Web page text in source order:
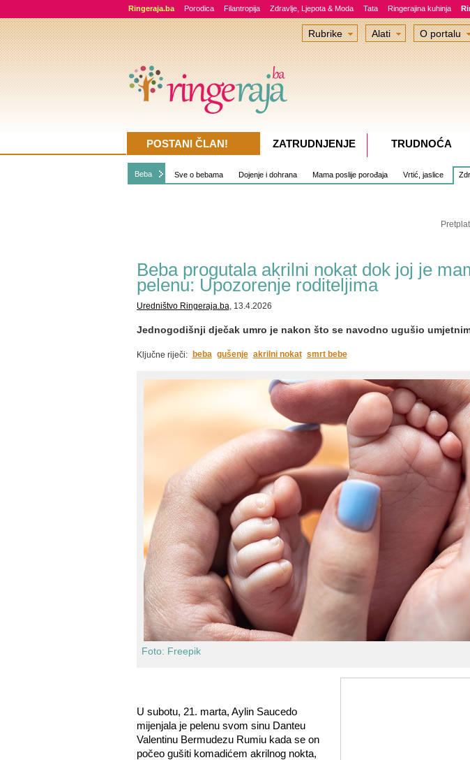
Ringeraja.ba Porodica Filantropija Zdravlje, Ljepota & Moda Tata Ringerajina kuhinja
Beba Sve o bebama Dojenje i dohrana Mama poslije porođaja Vrtić, jaslice
Beba progutala akrilni nokat dok joj je
pelenu: Upozorenje roditeljima
Uredništvo Ringeraja.ba, 13.4.2026
Jednogodišnji dječak umro je nakon što se navodno ugušio
Ključne riječi: beba gušenje akrilni nokat smrt bebe
Foto: Freepik
U subotu, 21. marta, Aylin Saucedo
mijenjala je pelenu svom sinu Danteu
Valentinu Bermudezu Rumiu kada se on
počeo gušiti komadićem akrilnog nokta,
Rubrike Alati O portalu
POSTANI ČLAN! ZATRUDNJENJE TRUDNOĆA